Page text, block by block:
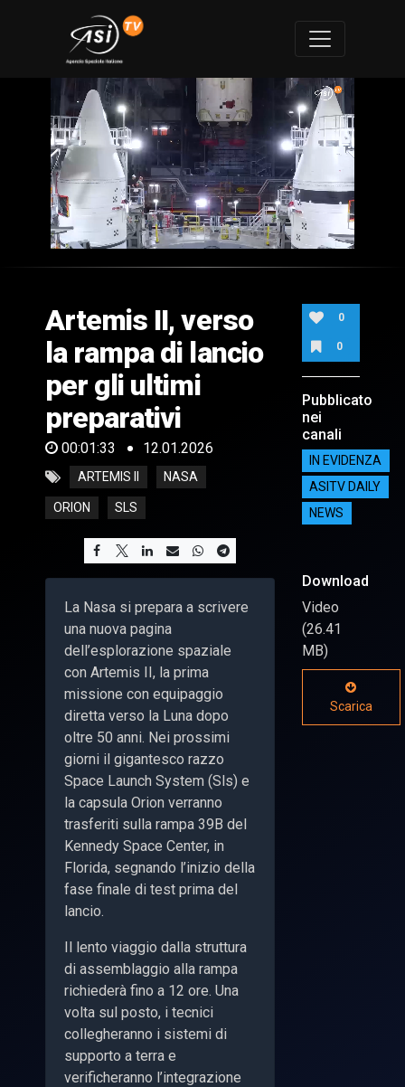
of
33
seconds
Artemis II, verso
la rampa di lancio
per gli ultimi
preparativi
00:01:33 12.01.2026
ARTEMIS II NASA
ORION SLS
La Nasa si prepara a scrivere
una nuova pagina
dell’esplorazione spaziale
con Artemis II, la prima
missione con equipaggio
diretta verso la Luna dopo
oltre 50 anni. Nei prossimi
giorni il gigantesco razzo
Space Launch System (Sls) e
la capsula Orion verranno
trasferiti sulla rampa 39B del
Kennedy Space Center, in
Florida, segnando l’inizio della
fase finale di test prima del
lancio.
Il lento viaggio dalla struttura
di assemblaggio alla rampa
richiederà fino a 12 ore. Una
volta sul posto, i tecnici
collegheranno i sistemi di
supporto a terra e
verificheranno l’integrazione
0
0
Pubblicato
nei
canali
IN EVIDENZA
ASITV DAILY
NEWS
Download
Video
(26.41
MB)
Scarica